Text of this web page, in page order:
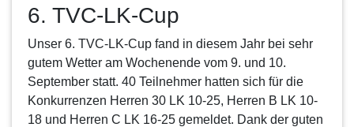
6. TVC-LK-Cup
Unser 6. TVC-LK-Cup fand in diesem Jahr bei sehr
gutem Wetter am Wochenende vom 9. und 10.
September statt. 40 Teilnehmer hatten sich für die
Konkurrenzen Herren 30 LK 10-25, Herren B LK 10-
18 und Herren C LK 16-25 gemeldet. Dank der guten